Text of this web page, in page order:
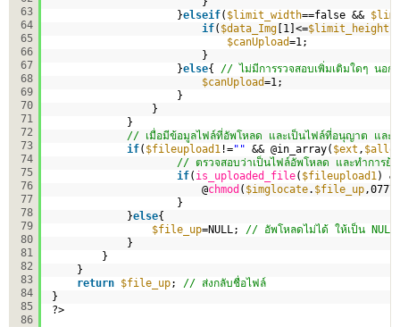
63
64
65
66
67
68
69
70
71
72
73
74
75
76
77
78
79
80
81
82
83
84
85
86
}elseif( $limit_width==false &&
if( $data_Img [1]<=$limit_height
$canUpload=1;
}else{ // ไม่มีการรวจสอบเพิ่มเติมใดๆ นอก
$canUpload
}
}
}
// เมื่อมีข้อมูลไฟล์ที่อัพโหลด และเป็นไฟล์ที่อนุญาต แล
if( $fileupload1 !="" && @in_array( $ext ,
// ตรวจสอบว่าเป็นไฟล์อัพโหลด และ
if( is_uploaded_file( $fileupload1 )
@chmod ( $imglocate. $file_up
}
}else{
$file_up=NULL; // อัพโหลดไม่ได้ ให้เป็น NULL
}
}
}
return $file_up; // ส่งกลับชื่อไฟล์
}
?>